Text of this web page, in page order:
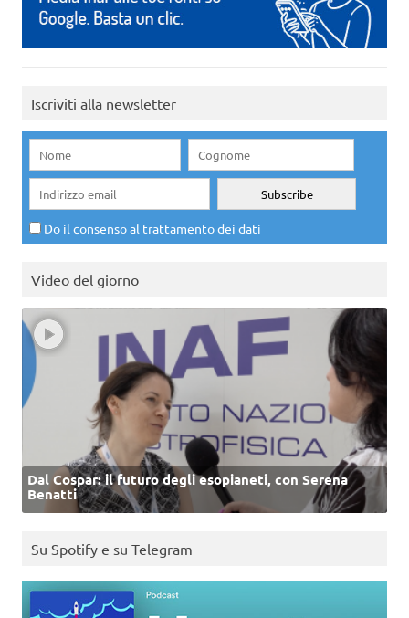
Iscriviti alla newsletter
Do il consenso al trattamento dei dati
Video del giorno
Dal Cospar: il futuro degli esopianeti, con Serena
Benatti
Su Spotify e su Telegram